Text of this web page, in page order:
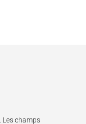
Les champs